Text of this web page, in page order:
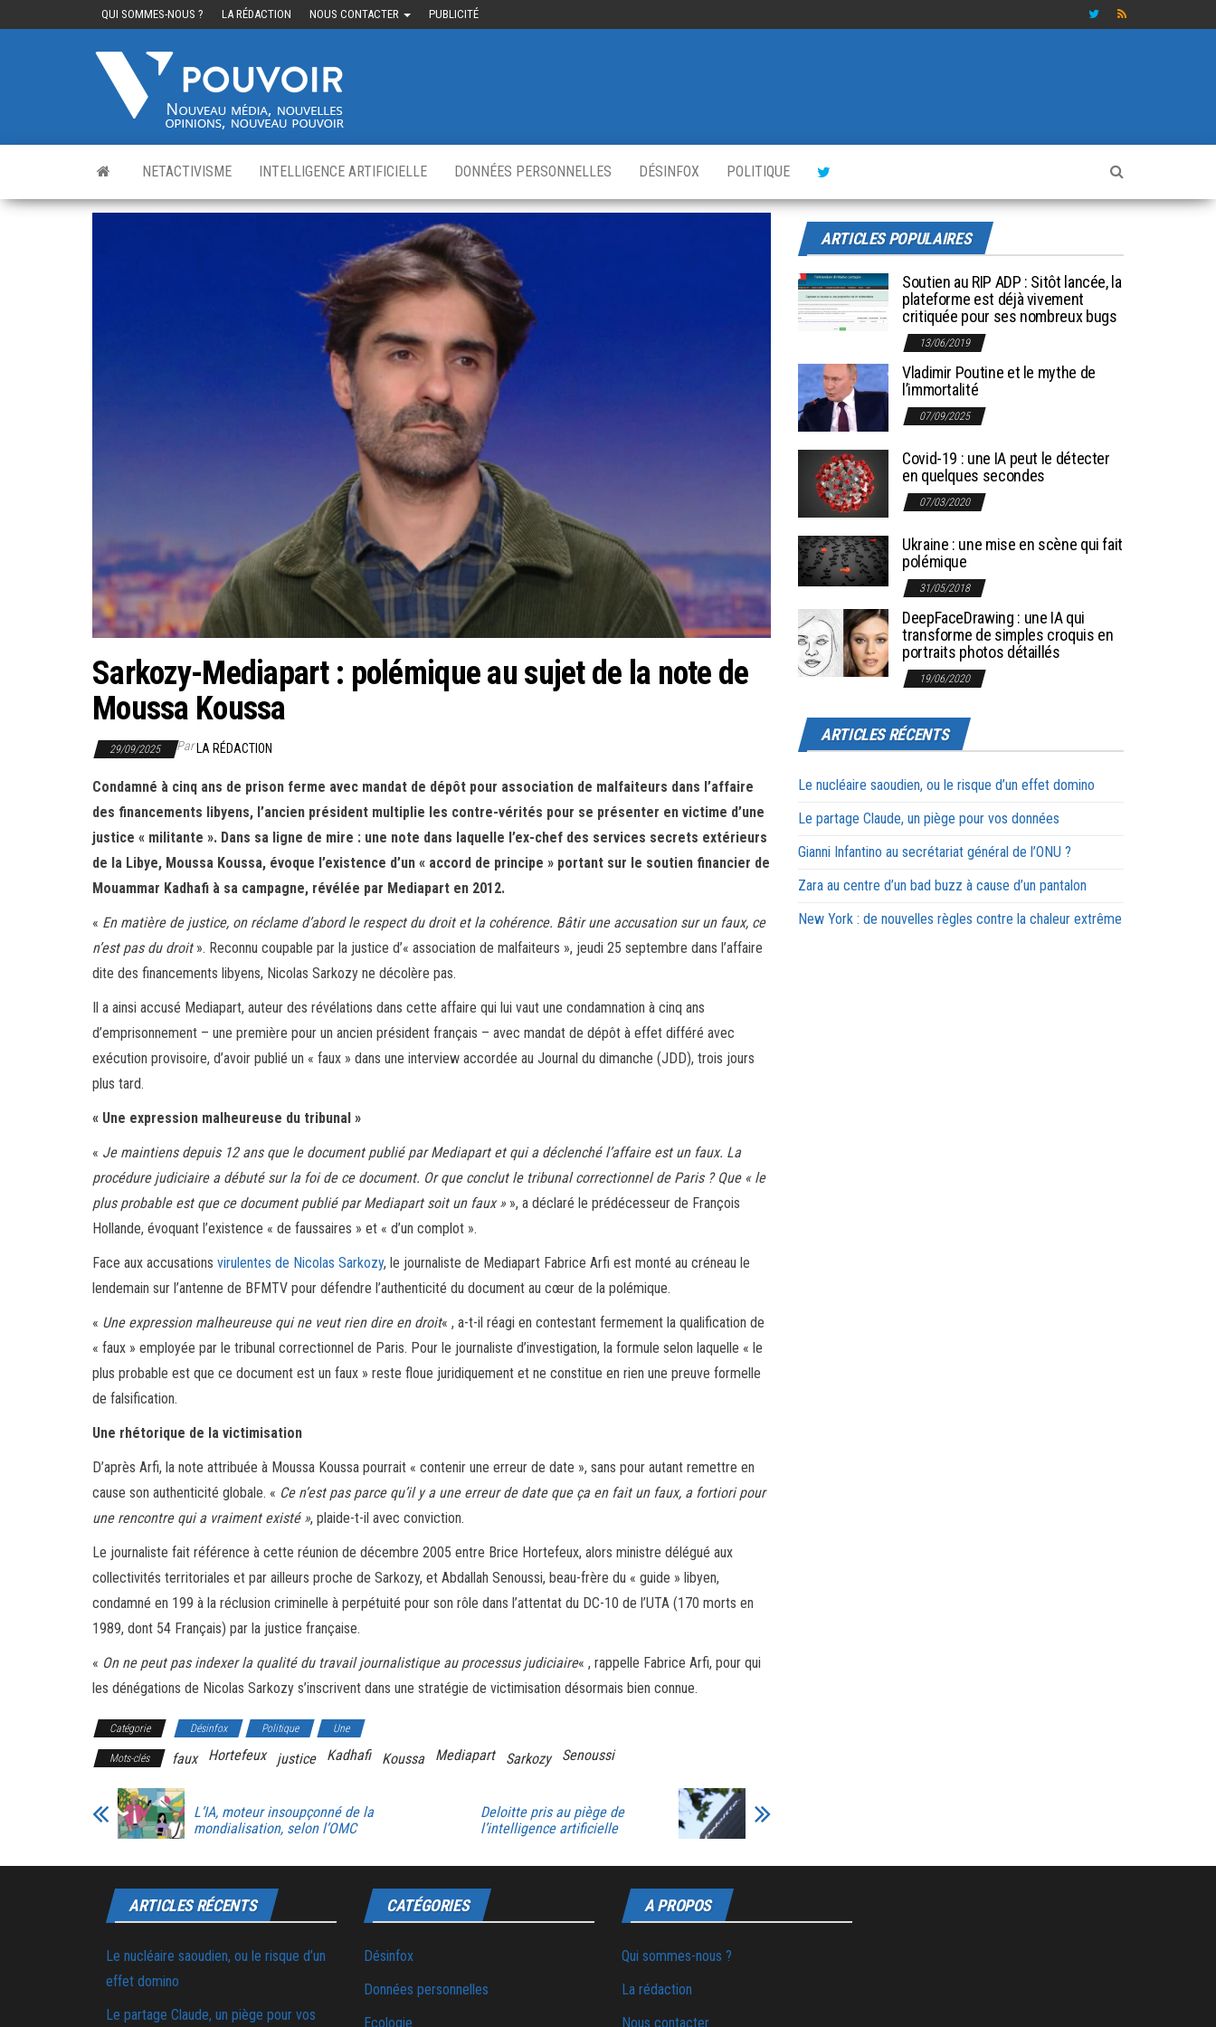
QUI SOMMES-NOUS ? LA RÉDACTION NOUS CONTACTER PUBLICITÉ
nouveau
NETACTIVISME INTELLIGENCE ARTIFICIELLE DONNÉES PERSONNELLES DÉSINFOX POLITIQUE
Sarkozy-Mediapart : polémique au sujet de la note de
Moussa Koussa
29/09/2025 ParLA RÉDACTION
Condamné à cinq ans de prison ferme avec mandat de dépôt pour association de malfaiteurs dans l’affaire
des financements libyens, l’ancien président multiplie les contre-vérités pour se présenter en victime d’une
justice « militante ». Dans sa ligne de mire : une note dans laquelle l’ex-chef des services secrets extérieurs
de la Libye, Moussa Koussa, évoque l’existence d’un « accord de principe » portant sur le soutien financier de
Mouammar Kadhafi à sa campagne, révélée par Mediapart en 2012.
« En matière de justice, on réclame d’abord le respect du droit et la cohérence. Bâtir une accusation sur un faux, ce
n’est pas du droit». Reconnu coupable par la justice d’« association de malfaiteurs », jeudi 25 septembre dans l’affaire
dite des financements libyens, Nicolas Sarkozy ne décolère pas.
Il a ainsi accusé Mediapart, auteur des révélations dans cette affaire qui lui vaut une condamnation à cinq ans
d’emprisonnement – une première pour un ancien président français – avec mandat de dépôt à effet différé avec
exécution provisoire, d’avoir publié un « faux » dans une interview accordée au Journal du dimanche (JDD), trois jours
plus tard.
« Une expression malheureuse du tribunal »
« Je maintiens depuis 12 ans que le document publié par Mediapart et qui a déclenché l’affaire est un faux. La
procédure judiciaire a débuté sur la foi de ce document. Or que conclut le tribunal correctionnel de Paris ? Que « le
plus probable est que ce document publié par Mediapart soit un faux » », a déclaré le prédécesseur de François
Hollande, évoquant l’existence « de faussaires » et « d’un complot ».
Face aux accusations virulentes de Nicolas Sarkozy, le journaliste de Mediapart Fabrice Arfi est monté au créneau le
lendemain sur l’antenne de BFMTV pour défendre l’authenticité du document au cœur de la polémique.
« Une expression malheureuse qui ne veut rien dire en droit« , a-t-il réagi en contestant fermement la qualification de
« faux » employée par le tribunal correctionnel de Paris. Pour le journaliste d’investigation, la formule selon laquelle « le
plus probable est que ce document est un faux » reste floue juridiquement et ne constitue en rien une preuve formelle
de falsification.
Une rhétorique de la victimisation
D’après Arfi, la note attribuée à Moussa Koussa pourrait « contenir une erreur de date », sans pour autant remettre en
cause son authenticité globale. « Ce n’est pas parce qu’il y a une erreur de date que ça en fait un faux, a fortiori pour
une rencontre qui a vraiment existé », plaide-t-il avec conviction.
Le journaliste fait référence à cette réunion de décembre 2005 entre Brice Hortefeux, alors ministre délégué aux
collectivités territoriales et par ailleurs proche de Sarkozy, et Abdallah Senoussi, beau-frère du « guide » libyen,
condamné en 199 à la réclusion criminelle à perpétuité pour son rôle dans l’attentat du DC-10 de l’UTA (170 morts en
1989, dont 54 Français) par la justice française.
« On ne peut pas indexer la qualité du travail journalistique au processus judiciaire« , rappelle Fabrice Arfi, pour qui
les dénégations de Nicolas Sarkozy s’inscrivent dans une stratégie de victimisation désormais bien connue.
Catégorie Désinfox Politique Une
Mots-clés faux Hortefeux justice Kadhafi Koussa Mediapart Sarkozy Senoussi
L’IA, moteur insoupçonné de la
mondialisation, selon l’OMC
Deloitte pris au piège de
l’intelligence artificielle
ARTICLES POPULAIRES
Soutien au RIP ADP : Sitôt lancée, la
plateforme est déjà vivement
critiquée pour ses nombreux bugs
13/06/2019
Vladimir Poutine et le mythe de
l’immortalité
07/09/2025
Covid-19 : une IA peut le détecter
en quelques secondes
07/03/2020
Ukraine : une mise en scène qui fait
polémique
31/05/2018
DeepFaceDrawing : une IA qui
transforme de simples croquis en
portraits photos détaillés
19/06/2020
ARTICLES RÉCENTS
Le nucléaire saoudien, ou le risque d’un effet domino
Le partage Claude, un piège pour vos données
Gianni Infantino au secrétariat général de l’ONU ?
Zara au centre d’un bad buzz à cause d’un pantalon
New York : de nouvelles règles contre la chaleur extrême
ARTICLES RÉCENTS
Le nucléaire saoudien, ou le risque d’un
effet domino
Le partage Claude, un piège pour vos
CATÉGORIES
Désinfox
Données personnelles
Ecologie
A PROPOS
Qui sommes-nous ?
La rédaction
Nous contacter